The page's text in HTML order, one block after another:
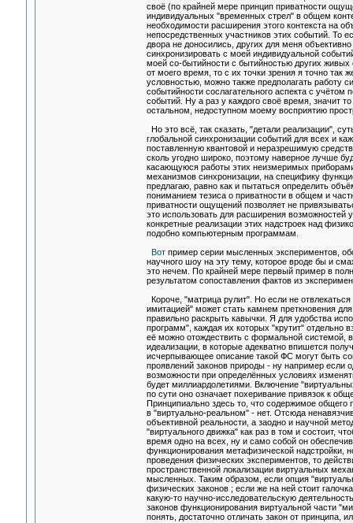
своё (по крайней мере принцип приватности
индивидуальных "временных стрел" в общем
необходимости расширения этого контекста на
непосредственных участников этих событий. То
двора не доносились, других для меня
синхронизировать с моей индивидуальной
моей со-бытийности с бытийностью других
от моего время, то с их точки зрения я точно
условностью, можно также предполагать работу
событийности сослагательного аспекта с
событий. Ну а раз у каждого своё время, значит
остальном, недоступном моему восприятию
Но это всё, так сказать, "детали реализации",
глобальной синхронизации событий для всех и
поставленную квантовой и неразрешимую
сколь угодно широко, поэтому наверное лучше
касающуюся работы этих неизмеримых
механизмов синхронизации, на специфику
предлагаю, равно как и пытаться определить
пониманием тезиса о приватности в общем и
приватности ощущений позволяет не
это использовать для расширения возможностей
конкретные реализации этих надстроек над
подобно компьютерным программам.
Вотпример серии мысленных экспериментов,
научного шоу на эту тему, которое вроде бы и
это нечем. По крайней мере первый пример в
результатом сопоставления фактов из
Короче, "матрица рулит". Но если не
имитацией" может стать камнем преткновения
правильно раскрыть кавычки. Я для удобства
программ", каждая их которых "крутит" отдельно
её можно отождествить с формальной системой,
идеализации, в которые адекватно впишется
исчерпывающее описание такой ФС могут быть
проявлений законов природы - ну например
возможности при определённых условиях
будет миллиардолетиями. Включение
по сути оно означает похеривание привязок к
Принципиально здесь то, что содержимое
в "виртуально-реальном" - нет. Отсюда
объективной реальности, а заодно и научной
"виртуального движка" как раз в том и состоит,
время одно на всех, ну и само собой он
функционирования метафизической надстройки,
проведения физических экспериментов, то
пространственной локализации виртуальных
мысленных. Таким образом, если опция
физических законов ; если же на ней стоит
какую-то научно-исследовательскую
законов функционирования виртуальной части
понять, достаточно отличать закон от